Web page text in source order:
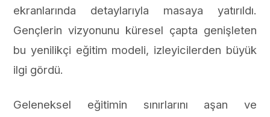
ekranlarında detaylarıyla masaya yatırıldı.
Gençlerin vizyonunu küresel çapta genişleten
bu yenilikçi eğitim modeli, izleyicilerden büyük
ilgi gördü.
Geleneksel eğitimin sınırlarını aşan ve